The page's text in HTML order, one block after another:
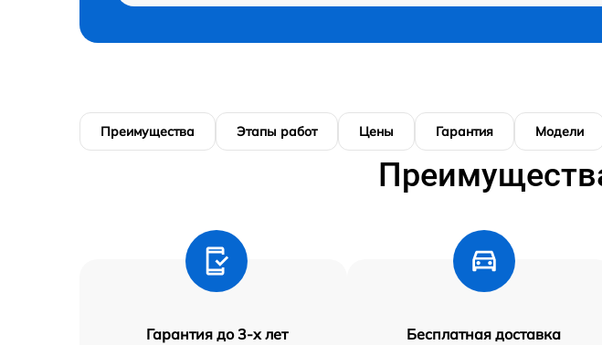
Преимущества Этапы работ Цены Гарантия Модели
Гарантия до 3-х лет Бесплатная доставка